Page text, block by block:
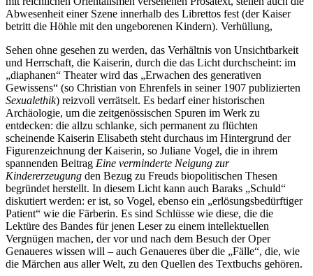
Abwesenheit einer Szene innerhalb des Librettos fest (der Kaiser
betritt die Höhle mit den ungeborenen Kindern). Verhüllung,
Sehen ohne gesehen zu werden, das Verhältnis von Unsichtbarkeit
und Herrschaft, die Kaiserin, durch die das Licht durchscheint: im
„diaphanen“ Theater wird das „Erwachen des generativen
Gewissens“ (so Christian von Ehrenfels in seiner 1907 publizierten
Sexualethik) reizvoll verrätselt. Es bedarf einer historischen
Archäologie, um die zeitgenössischen Spuren im Werk zu
entdecken: die allzu schlanke, sich permanent zu flüchten
scheinende Kaiserin Elisabeth steht durchaus im Hintergrund der
Figurenzeichnung der Kaiserin, so Juliane Vogel, die in ihrem
spannenden Beitrag Eine verminderte Neigung zur
Kindererzeugung den Bezug zu Freuds biopolitischen Thesen
begründet herstellt. In diesem Licht kann auch Baraks „Schuld“
diskutiert werden: er ist, so Vogel, ebenso ein „erlösungsbedürftiger
Patient“ wie die Färberin. Es sind Schlüsse wie diese, die die
Lektüre des Bandes für jenen Leser zu einem intellektuellen
Vergnügen machen, der vor und nach dem Besuch der Oper
Genaueres wissen will – auch Genaueres über die „Fälle“, die, wie
die Märchen aus aller Welt, zu den Quellen des Textbuchs gehören.